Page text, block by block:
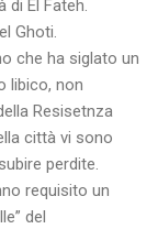
El Fateh.
Ghoti.
che ha siglato un
libico, non
Resisetnza
città vi sono
perdite.
requisito un
del